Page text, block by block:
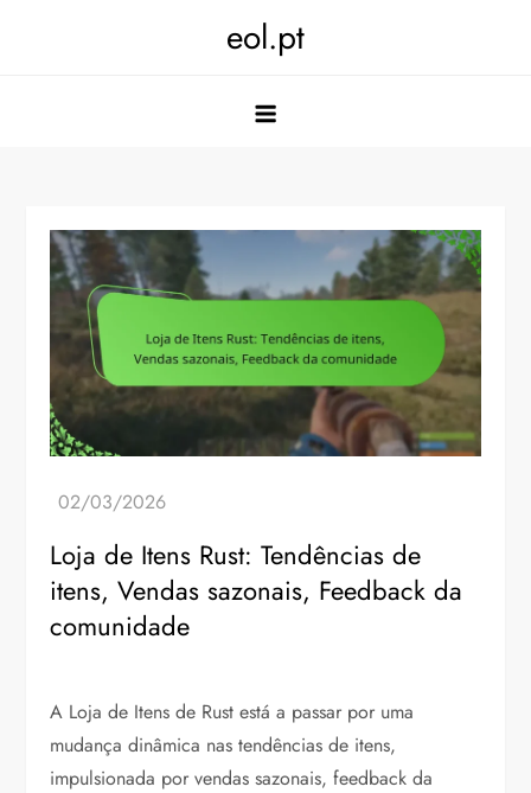
eol.pt
Loja de Itens Rust: Tendências de
itens, Vendas sazonais, Feedback da
comunidade
A Loja de Itens de Rust está a passar por uma
mudança dinâmica nas tendências de itens,
impulsionada por vendas sazonais, feedback da